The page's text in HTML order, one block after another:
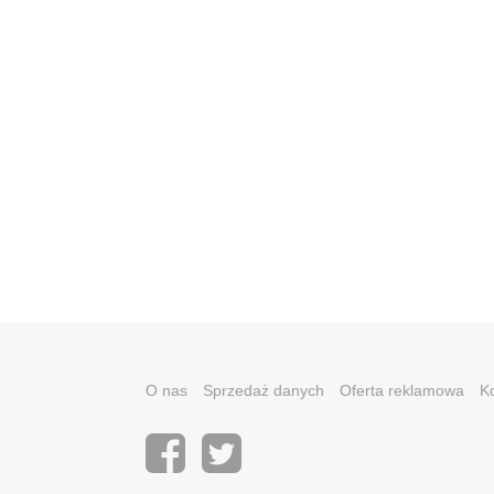
O nas Sprzedaż danych Oferta reklamowa